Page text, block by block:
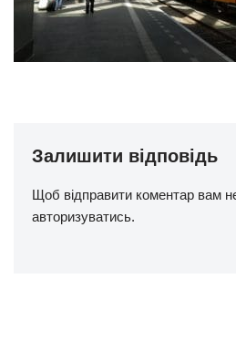
Залишити відповідь
Щоб відправити коментар вам
авторизуватись.